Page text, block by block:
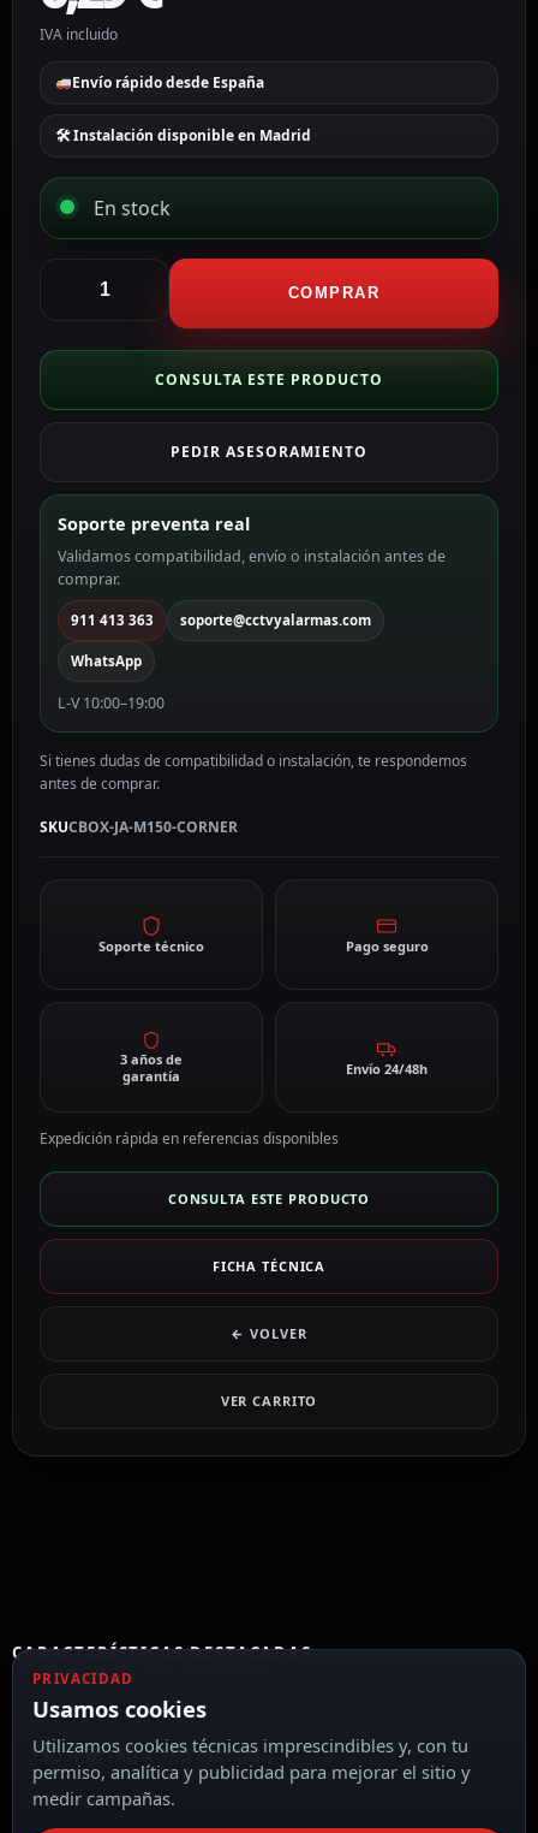
IVA incluido
Envío rápido desde España
🛠 Instalación disponible en Madrid
En stock
Soporte
esquina
robusto
de
color
blanco
CBOX-
JA-
M150-
CORNER
cantidad
COMPRAR
CONSULTA ESTE PRODUCTO
PEDIR ASESORAMIENTO
Soporte preventa real
Validamos compatibilidad, envío o instalación antes de
comprar.
911 413 363 soporte@cctvyalarmas.com
WhatsApp
L-V 10:00–19:00
Si tienes dudas de compatibilidad o instalación, te respondemos
antes de comprar.
SKUCBOX-JA-M150-CORNER
Soporte técnico Pago seguro
3 años de
garantía
Envío 24/48h
Expedición rápida en referencias disponibles
CONSULTA ESTE PRODUCTO
FICHA TÉCNICA
← VOLVER
VER CARRITO
CARACTERÍSTICAS DESTACADAS
VER TODAS LAS CARACTERÍSTICAS
130 mm (Al) x 140 mm (An)
PRIVACIDAD
Usamos cookies
Utilizamos cookies técnicas imprescindibles y, con tu
permiso, analítica y publicidad para mejorar el sitio y
medir campañas.